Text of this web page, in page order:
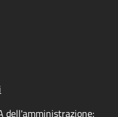
dell'amministrazione: